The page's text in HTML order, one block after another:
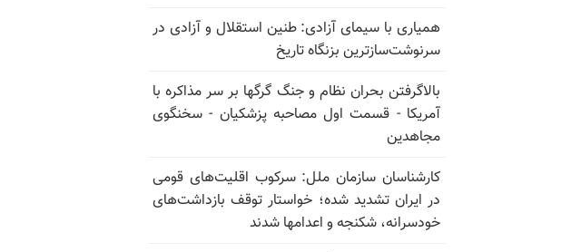
همیاری با سیمای آزادی: طنین استقلال و آزادی در
سرنوشت‌سازترین بزنگاه تاریخ
بالا‌گرفتن بحران نظام و جنگ گرگها بر سر مذاکره با
آمریکا - قسمت اول مصاحبه پزشکیان - سخنگوی
مجاهدین
کارشناسان سازمان ملل: سرکوب اقلیت‌های قومی
در ایران تشدید شده؛ خواستار توقف بازداشت‌های
خودسرانه، شکنجه و اعدامها شدند